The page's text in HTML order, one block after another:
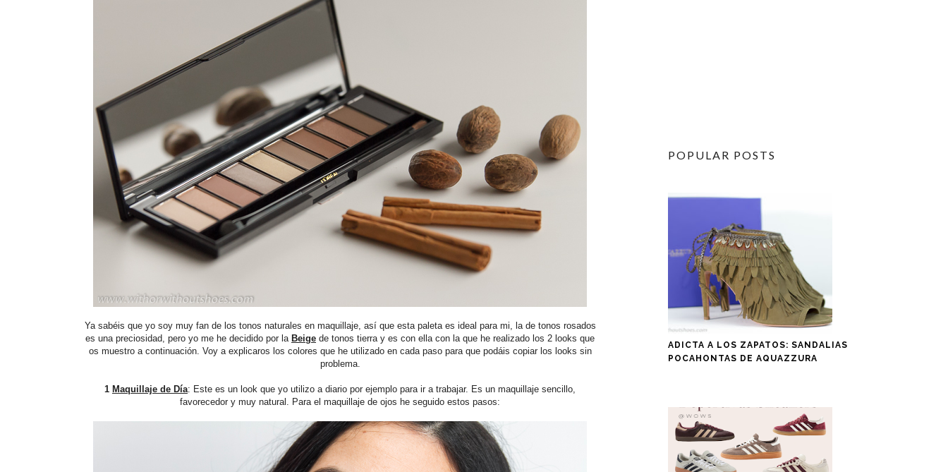
Ya sabéis que yo soy muy fan de los tonos naturales en maquillaje, así que esta paleta es ideal para mi, la de tonos rosados
es una preciosidad, pero yo me he decidido por la Beige de tonos tierra y es con ella con la que he realizado los 2 looks que
os muestro a continuación. Voy a explicaros los colores que he utilizado en cada paso para que podáis copiar los looks sin
problema.
1 Maquillaje de Día: Este es un look que yo utilizo a diario por ejemplo para ir a trabajar. Es un maquillaje sencillo,
favorecedor y muy natural. Para el maquillaje de ojos he seguido estos pasos:
POPULAR POSTS
ADICTA A LOS ZAPATOS: SANDALIAS
POCAHONTAS DE AQUAZZURA